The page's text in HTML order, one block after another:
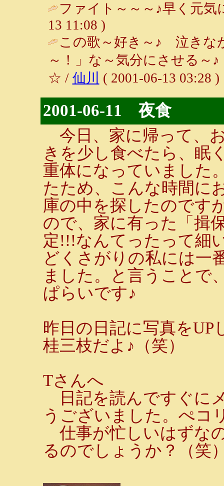
ファイト～～～♪早く元
13 11:08 )
この歌～好き～♪ 泣きな
～！」な～気分にさせる
☆ / 仙川 ( 2001-06-13 03:28 )
2001-06-11 夜食
今日、家に帰って、
きを少し食べたら、眠
重体になっていました
たため、こんな時間に
庫の中を探したのです
ので、家に有った「揖
定!!!なんてったって細
どくさがりの私には一
ました。と言うことで
ぱらいです♪
昨日の日記に写真を
桂三枝だよ♪（笑）
Tさんへ
日記を読んですぐに
うございました。ぺコ
仕事が忙しいはずな
るのでしょうか？（笑